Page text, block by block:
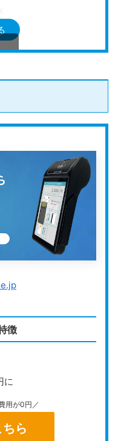
ード：VISA、JCBなど
PayPay、楽天ペイ、Alipay
・みずほ銀行の場合／その
jp/ja
す
業者に利用されてい
用や月額料金が不要
コストを重視する事
う。
以下の4種類あり、
可能です。
リーダー」
ターミナル
徴
に
用が0円／
ら